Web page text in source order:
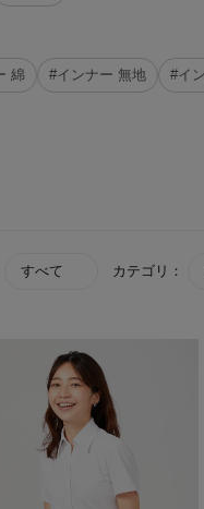
綿 #インナー 無地 #イ
すべて カテゴリ：